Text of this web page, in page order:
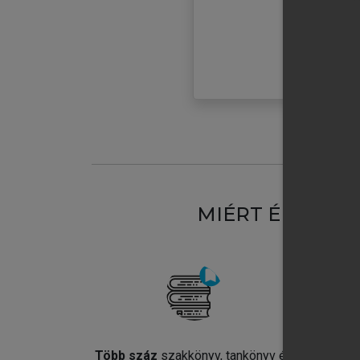
MIÉRT
Több száz szakkönyv, tankönyv és